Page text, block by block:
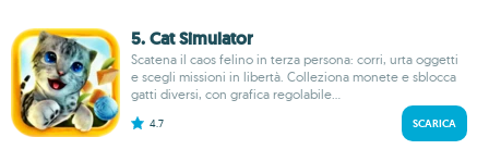
5. Cat Simulator
Scatena il caos felino in terza persona: corri, urta oggetti
e scegli missioni in libertà. Colleziona monete e sblocca
gatti diversi, con grafica regolabile...
4.7 SCARICA